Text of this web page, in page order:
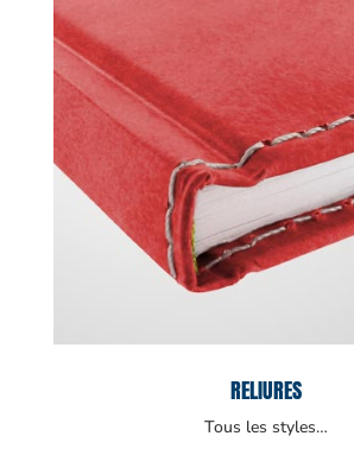
RELIURES
Tous les styles…